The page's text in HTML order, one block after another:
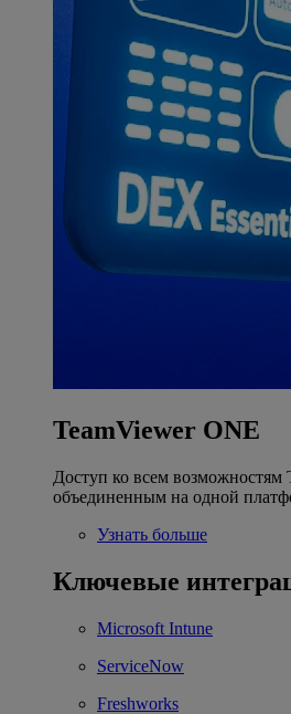
TeamViewer ONE
Доступ ко всем возможностям
объединенным на одной
Узнать больше
Ключевые
Microsoft Intune
ServiceNow
Freshworks